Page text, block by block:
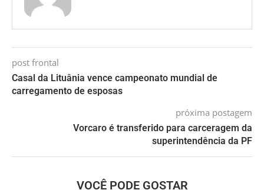
post frontal
Casal da Lituânia vence campeonato mundial de
carregamento de esposas
próxima postagem
Vorcaro é transferido para carceragem da
superintendência da PF
VOCÊ PODE GOSTAR